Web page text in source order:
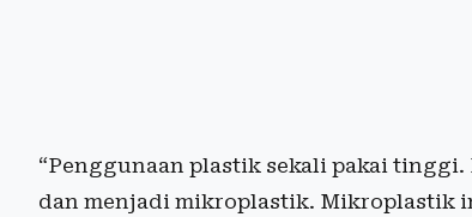
“Penggunaan plastik sekali pakai
dan menjadi mikroplastik. Mikroplastik